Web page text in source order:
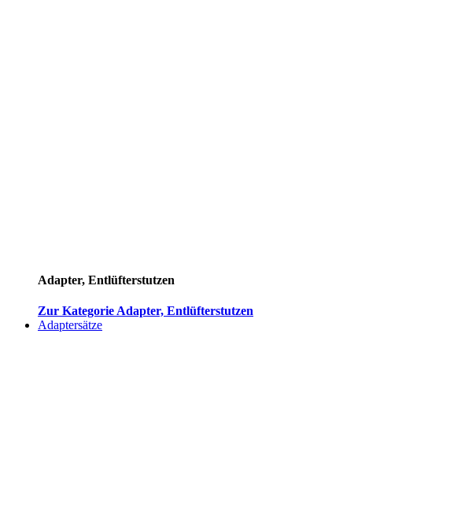
Adapter, Entlüfterstutzen
Zur Kategorie Adapter, Entlüfterstutzen
Adaptersätze